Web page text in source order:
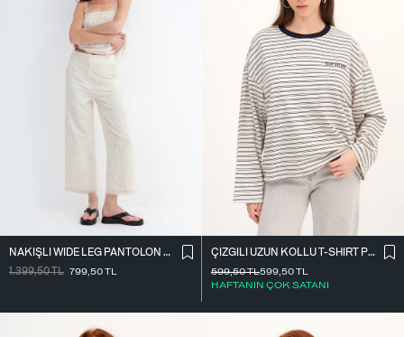
NAKIŞLI WIDE LEG PANTOLON PN01918
1.399,50TL 799,50TL
ÇIZGILI UZUN KOLLU T-SHIRT P10522
599,50TL
HAFTANIN ÇOK SATANI
599,50TL